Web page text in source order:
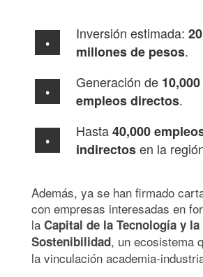
Inversión estimada:
millones de pesos.
Generación de
empleos directos.
Hasta40,000
indirectosen la
Además, ya se han firmado
con empresas interesadas en
la Capital de la Tecnología y la
Sostenibilidad, un ecosistema
la vinculación academia-